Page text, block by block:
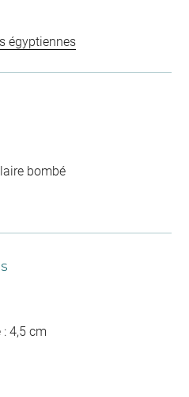
égyptiennes
bombé
: 4,5 cm